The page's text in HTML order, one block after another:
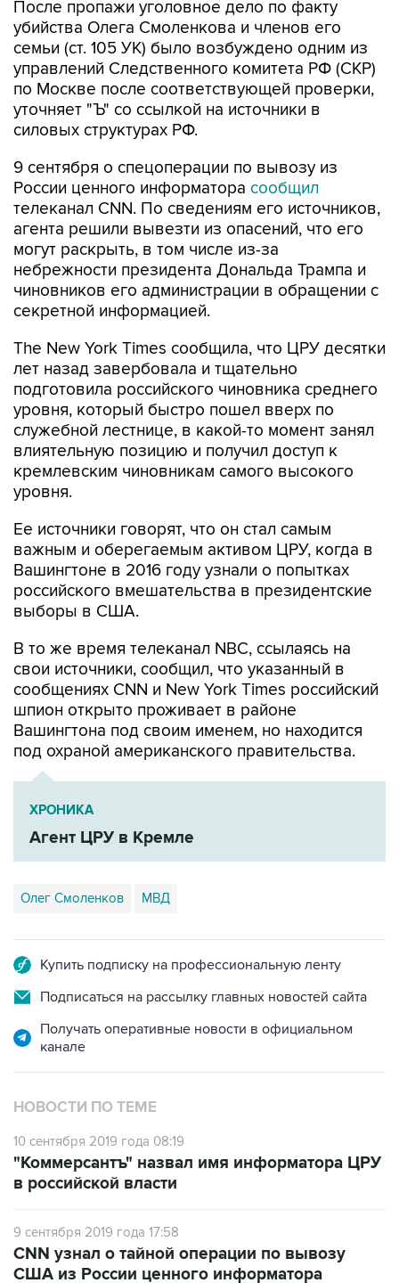
семьи (ст. 105 УК) было возбуждено одним из
управлений Следственного комитета РФ (СКР)
по Москве после соответствующей проверки,
уточняет "Ъ" со ссылкой на источники в
силовых структурах РФ.
9 сентября о спецоперации по вывозу из
телеканал CNN. По сведениям его источников,
агента решили вывезти из опасений, что его
могут раскрыть, в том числе из-за
небрежности президента Дональда Трампа и
чиновников его администрации в обращении с
секретной информацией.
The New York Times сообщила, что ЦРУ десятки
подготовила российского чиновника среднего
уровня, который быстро пошел вверх по
служебной лестнице, в какой-то момент занял
влиятельную позицию и получил доступ к
кремлевским чиновникам самого высокого
уровня.
Ее источники говорят, что он стал самым
Вашингтоне в 2016 году узнали о попытках
российского вмешательства в президентские
выборы в США.
В то же время телеканал NBC, ссылаясь на
сообщениях CNN и New York Times российский
шпион открыто проживает в районе
Вашингтона под своим именем, но находится
под охраной американского правительства.
ХРОНИКА
Агент ЦРУ в Кремле
Олег Смоленков МВД
Подписаться на рассылку главных новостей сайта
Получать оперативные новости в официальном
НОВОСТИ ПО ТЕМЕ
10 сентября 2019 года 08:19
в российской власти
9 сентября 2019 года 17:58
США из России ценного информатора